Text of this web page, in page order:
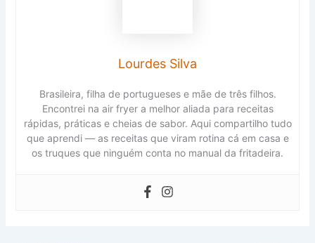
Lourdes Silva
Brasileira, filha de portugueses e mãe de três filhos.
Encontrei na air fryer a melhor aliada para receitas
rápidas, práticas e cheias de sabor. Aqui compartilho tudo
que aprendi — as receitas que viram rotina cá em casa e
os truques que ninguém conta no manual da fritadeira.